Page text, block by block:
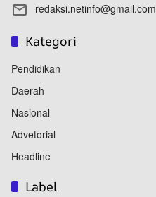
redaksi.netinfo@gmail.com
Kategori
Pendidikan
Daerah
Nasional
Advetorial
Headline
Label